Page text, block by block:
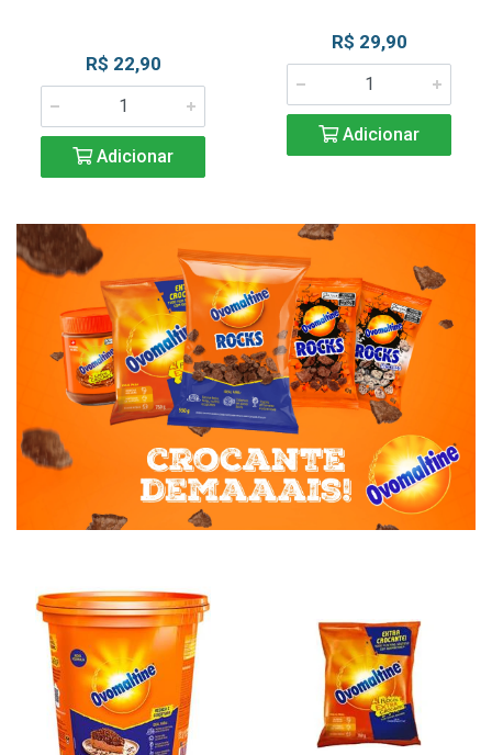
R$ 22,90
Adicionar
R$ 29,90
Adicionar